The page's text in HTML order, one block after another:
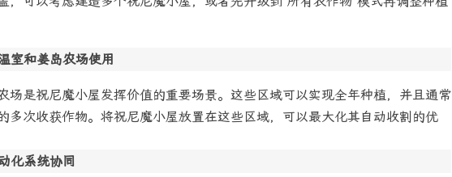
室和姜岛农场使用
场是祝尼魔小屋发挥价值的重要场景。这些区域可以实现全年种植，并且通常
多次收获作物。将祝尼魔小屋放置在这些区域，可以最大化其自动收割的优
化系统协同